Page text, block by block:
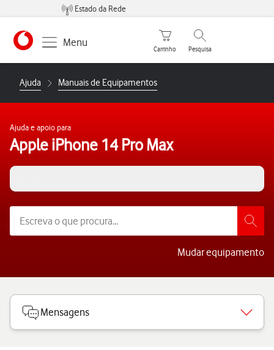
Estado da Rede
https://www.vodafone.pt
Menu
Carrinho de compras
Carrinho
Pesquisar
Pesquisa
Ajuda Manuais de Equipamentos
Ajuda e apoio para
Apple iPhone 14 Pro Max
Mudar equipamento
Mensagens